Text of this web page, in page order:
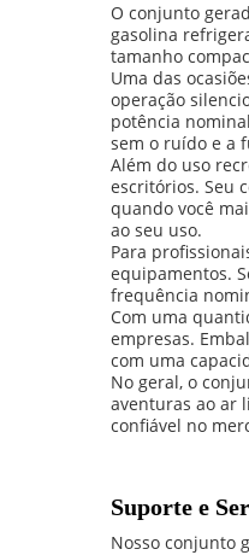
O conjunto
gasolina
tamanho
Uma das
operação
potência
sem o ruído e a
Além do uso
escritórios. Seu
quando você
ao seu uso.
Para
equipamentos.
frequência
Com uma
empresas.
com uma
No geral, o
aventuras ao ar
confiável no
Suporte e
Nosso conjunto